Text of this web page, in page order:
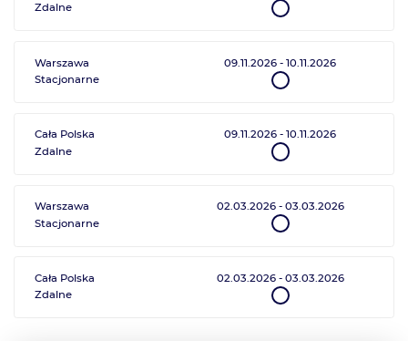
Zdalne
Warszawa 09.11.2026 -10.11.2026
Stacjonarne
Cała Polska 09.11.2026 -10.11.2026
Zdalne
Warszawa 02.03.2026- 03.03.2026
Stacjonarne
Cała Polska 02.03.2026- 03.03.2026
Zdalne